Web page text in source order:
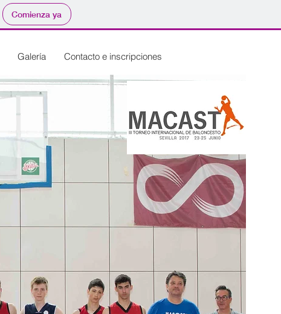
Comienza ya
Galería Contacto e inscripciones